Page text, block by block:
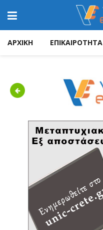
ΑΡΧΙΚΗ ΕΠΙΚΑΙΡΟΤΗΤΑ
Previous